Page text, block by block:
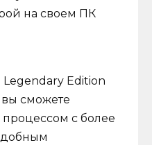
на своем ПК
Legendary Edition
вы сможете
с более